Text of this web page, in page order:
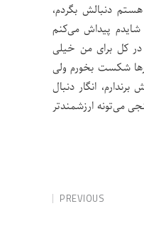
دنبالش بگردم،
پیداش می‌کنم
کل برای من خیلی
شکست بخورم ولی
انگار دنبال
می‌تونه ارزشمند‌تر
PREVIOUS